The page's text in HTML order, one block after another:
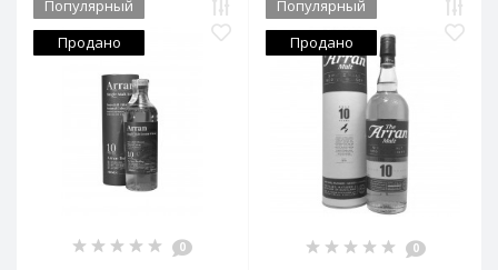
Популярный
Продано
0
Популярный
Продано
0